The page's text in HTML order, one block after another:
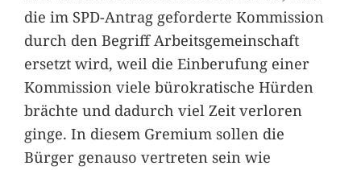
die im SPD-Antrag geforderte Kommission
durch den Begriff Arbeitsgemeinschaft
ersetzt wird, weil die Einberufung einer
Kommission viele bürokratische Hürden
brächte und dadurch viel Zeit verloren
ginge. In diesem Gremium sollen die
Bürger genauso vertreten sein wie